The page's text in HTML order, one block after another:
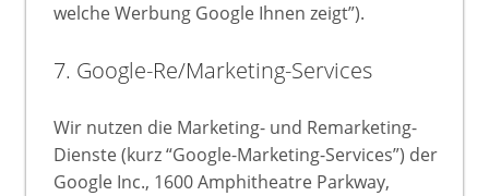
welche Werbung Google Ihnen zeigt”).
7. Google-Re/Marketing-Services
Wir nutzen die Marketing- und Remarketing-
Dienste (kurz “Google-Marketing-Services”) der
Google Inc., 1600 Amphitheatre Parkway,